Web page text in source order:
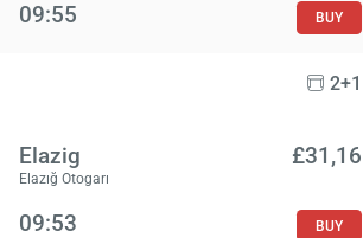
09:55 BUY
2+1
Elazig
Elazığ Otogarı
£‎31,16
09:53 BUY